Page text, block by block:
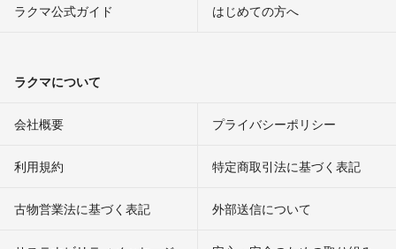
ラクマ公式ガイド はじめての方へ
ラクマについて
会社概要 プライバシーポリシー
利用規約 特定商取引法に基づく表記
古物営業法に基づく表記 外部送信について